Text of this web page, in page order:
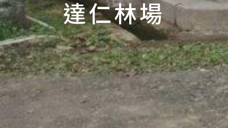
達仁林場